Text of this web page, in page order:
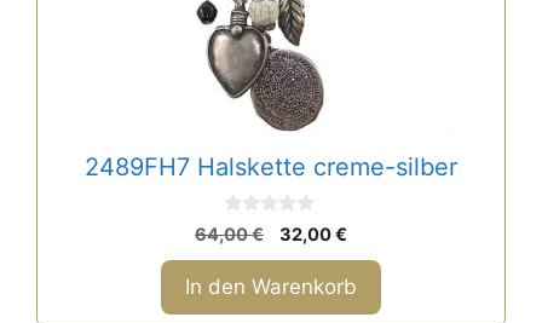
2489FH7 Halskette creme-silber
0
v
o
n
5
64,00€
Ursprünglicher
Preis
war:
64,00 €
32,00€
Preis
ist:
32,00 €.
In den Warenkorb